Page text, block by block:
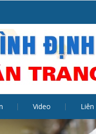
Video Liên